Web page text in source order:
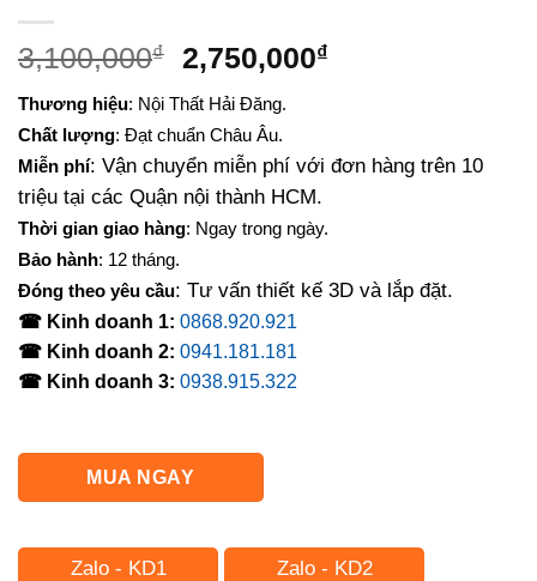
3,100,000₫
Giá
là:
3,100,000₫.
2,750,000₫Giá
2,750,000₫.
Thương hiệu: Nội Thất Hải Đăng.
Chất lượng: Đạt chuẩn Châu Âu.
Miễn phí: Vận chuyển miễn phí với đơn hàng trên 10
triệu tại các Quận nội thành HCM.
Thời gian giao hàng: Ngay trong ngày.
Bảo hành: 12 tháng.
Đóng theo yêu cầu: Tư vấn thiết kế 3D và lắp đặt.
☎ Kinh doanh 1: 0868.920.921
☎ Kinh doanh 2: 0941.181.181
☎ Kinh doanh 3: 0938.915.322
MUA NGAY
Zalo - KD1 Zalo - KD2